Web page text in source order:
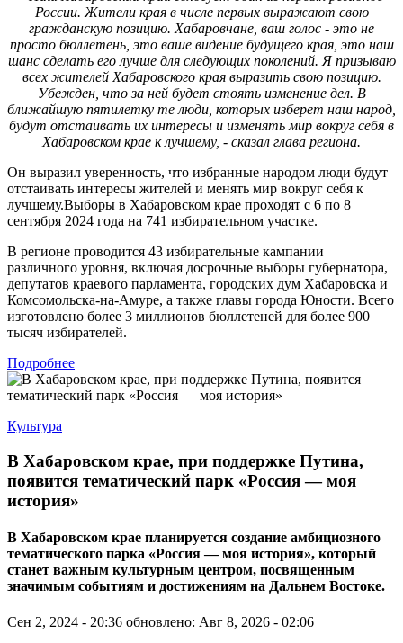
России. Жители края в числе первых выражают свою
гражданскую позицию. Хабаровчане, ваш голос - это не
просто бюллетень, это ваше видение будущего края, это наш
шанс сделать его лучше для следующих поколений. Я призываю
всех жителей Хабаровского края выразить свою позицию.
Убежден, что за ней будет стоять изменение дел. В
ближайшую пятилетку те люди, которых изберет наш народ,
будут отстаивать их интересы и изменять мир вокруг себя в
Хабаровском крае к лучшему, - сказал глава региона.
Он выразил уверенность, что избранные народом люди будут
отстаивать интересы жителей и менять мир вокруг себя к
лучшему.Выборы в Хабаровском крае проходят с 6 по 8
сентября 2024 года на 741 избирательном участке.
В регионе проводится 43 избирательные кампании
различного уровня, включая досрочные выборы губернатора,
депутатов краевого парламента, городских дум Хабаровска и
Комсомольска-на-Амуре, а также главы города Юности. Всего
изготовлено более 3 миллионов бюллетеней для более 900
тысяч избирателей.
Подробнее
Культура
В Хабаровском крае, при поддержке Путина,
появится тематический парк «Россия — моя
история»
В Хабаровском крае планируется создание амбициозного
тематического парка «Россия — моя история», который
станет важным культурным центром, посвященным
значимым событиям и достижениям на Дальнем Востоке.
Сен 2, 2024 - 20:36 обновлено: Авг 8, 2026 - 02:06